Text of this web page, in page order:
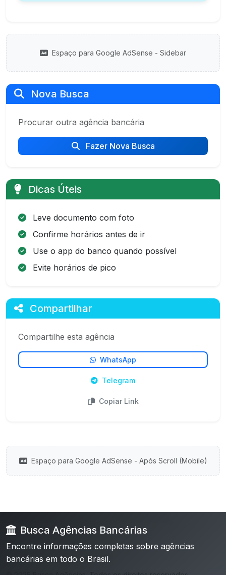
Espaço para Google AdSense - Sidebar
Nova Busca
Procurar outra agência bancária
Fazer Nova Busca
Dicas Úteis
Leve documento com foto
Confirme horários antes de ir
Use o app do banco quando possível
Evite horários de pico
Compartilhar
Compartilhe esta agência
WhatsApp
Telegram
Copiar Link
Espaço para Google AdSense - Após Scroll (Mobile)
Busca Agências Bancárias
Encontre informações completas sobre agências
bancárias em todo o Brasil.